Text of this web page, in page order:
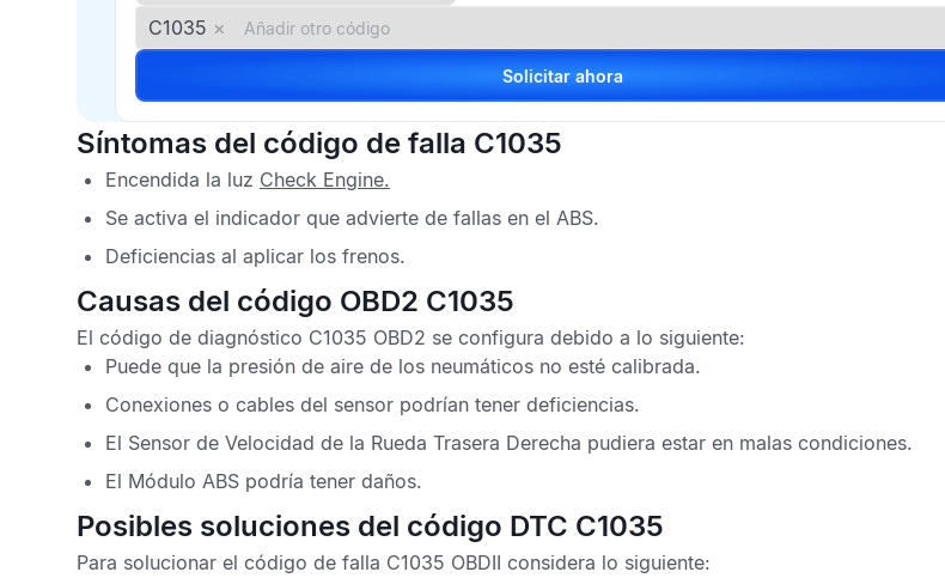
C1035 ×
Solicitar ahora
Síntomas del código de falla C1035
Encendida la luz Check Engine.
Se activa el indicador que advierte de fallas en el ABS.
Deficiencias al aplicar los frenos.
Causas del código OBD2 C1035
El código de diagnóstico C1035 OBD2 se configura debido a lo siguiente:
Puede que la presión de aire de los neumáticos no esté calibrada.
Conexiones o cables del sensor podrían tener deficiencias.
El Sensor de Velocidad de la Rueda Trasera Derecha pudiera estar en malas condiciones.
El Módulo ABS podría tener daños.
Posibles soluciones del código DTC C1035
Para solucionar el código de falla C1035 OBDII considera lo siguiente: